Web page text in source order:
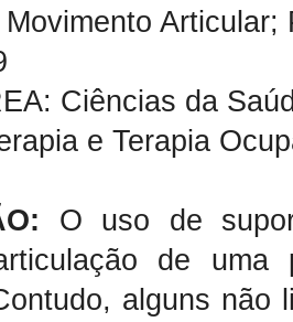
Articular;
Ciências da
e Terapia
O uso de
de uma
alguns não